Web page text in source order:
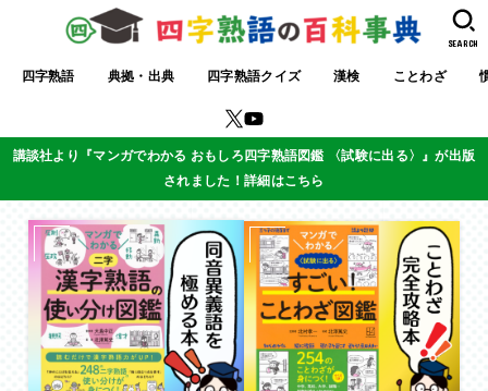
四字熟語 典拠・出典 四字熟語クイズ 漢検 ことわざ
SEARCH
講談社より『マンガでわかる おもしろ四字熟語図鑑 〈試験に出る〉』が出版
されました！詳細はこちら